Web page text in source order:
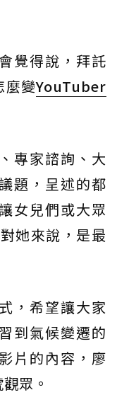
覺得說，拜託
麼變YouTuber
專家諮詢、大
題，呈述的都
女兒們或大眾
她來說，是最
，希望讓大家
到氣候變遷的
片的內容，廖
眾。